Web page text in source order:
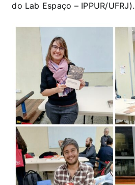
do Lab Espaço – IPPUR/UFRJ).